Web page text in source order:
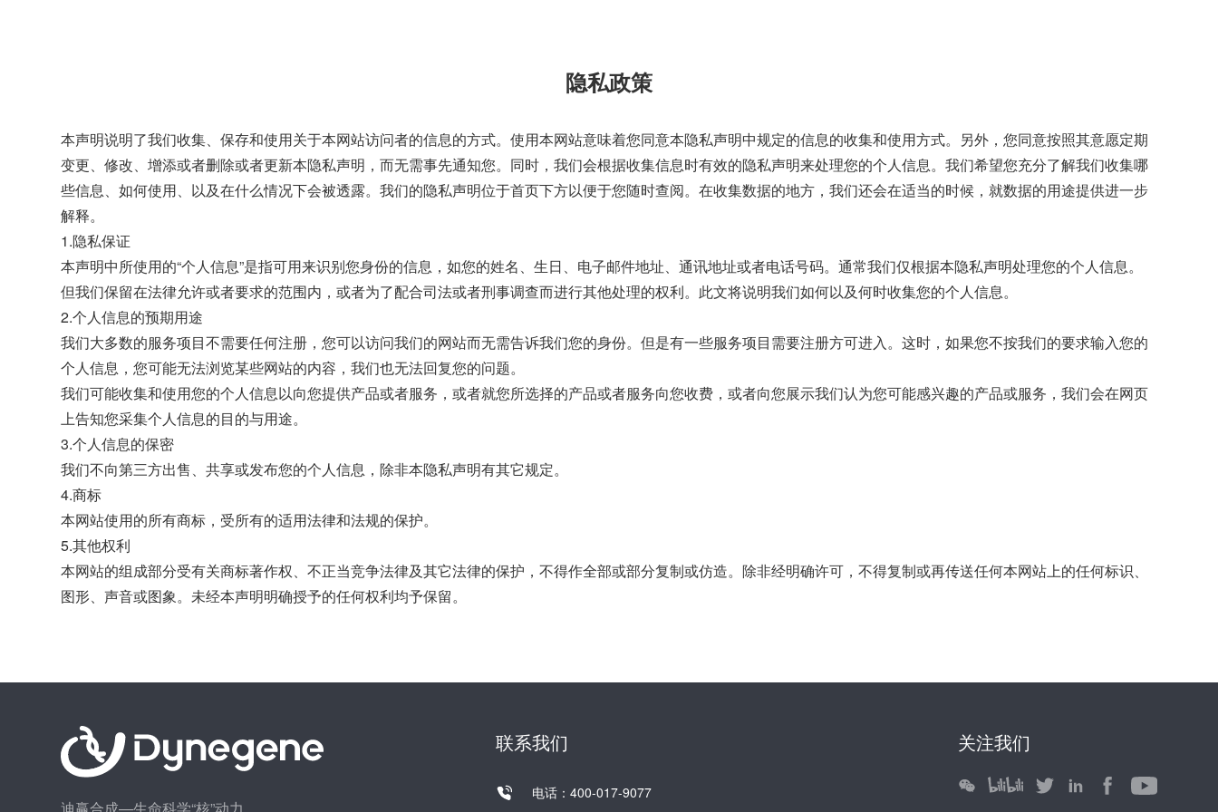
隐私政策
本声明说明了我们收集、保存和使用关于本网站访问者的信息的方式。使用本网站意味着您同意本隐私声明中规定的信息的收集和使用方式。另外，您同意按照其意愿定期
变更、修改、增添或者删除或者更新本隐私声明，而无需事先通知您。同时，我们会根据收集信息时有效的隐私声明来处理您的个人信息。我们希望您充分了解我们收集哪
些信息、如何使用、以及在什么情况下会被透露。我们的隐私声明位于首页下方以便于您随时查阅。在收集数据的地方，我们还会在适当的时候，就数据的用途提供进一步
解释。
1.隐私保证
本声明中所使用的“个人信息”是指可用来识别您身份的信息，如您的姓名、生日、电子邮件地址、通讯地址或者电话号码。通常我们仅根据本隐私声明处理您的个人信息。
但我们保留在法律允许或者要求的范围内，或者为了配合司法或者刑事调查而进行其他处理的权利。此文将说明我们如何以及何时收集您的个人信息。
2.个人信息的预期用途
我们大多数的服务项目不需要任何注册，您可以访问我们的网站而无需告诉我们您的身份。但是有一些服务项目需要注册方可进入。这时，如果您不按我们的要求输入您的
个人信息，您可能无法浏览某些网站的内容，我们也无法回复您的问题。
我们可能收集和使用您的个人信息以向您提供产品或者服务，或者就您所选择的产品或者服务向您收费，或者向您展示我们认为您可能感兴趣的产品或服务，我们会在网页
上告知您采集个人信息的目的与用途。
3.个人信息的保密
我们不向第三方出售、共享或发布您的个人信息，除非本隐私声明有其它规定。
4.商标
本网站使用的所有商标，受所有的适用法律和法规的保护。
5.其他权利
本网站的组成部分受有关商标著作权、不正当竞争法律及其它法律的保护，不得作全部或部分复制或仿造。除非经明确许可，不得复制或再传送任何本网站上的任何标识、
图形、声音或图象。未经本声明明确授予的任何权利均予保留。
联系我们
电话：400-017-9077
关注我们